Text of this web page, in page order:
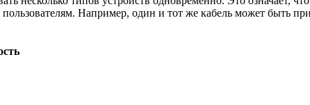
Например, один и тот же кабель может быть